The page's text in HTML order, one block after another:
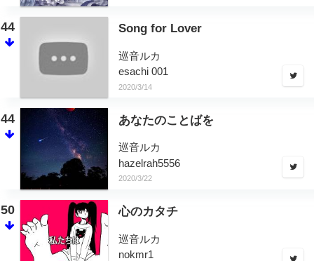
44 Song for Lover
巡音ルカ
esachi 001
2020/3/14
44 あなたのことばを
巡音ルカ
hazelrah5556
2020/3/22
50 心のカタチ
巡音ルカ
nokmr1